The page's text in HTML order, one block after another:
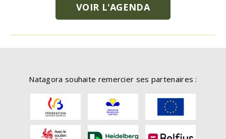
VOIR L'AGENDA
Natagora souhaite remercier ses partenaires :